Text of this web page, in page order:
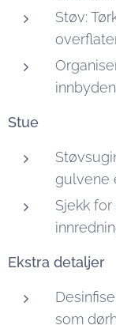
Støv:
Stue
gulvene
Sjekk
Ekstra detaljer
som